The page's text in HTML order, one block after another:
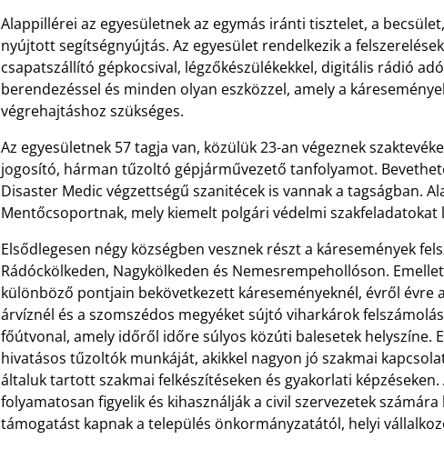
Alappillérei az egyesületnek az egymás iránti tisztelet, a
nyújtott segítségnyújtás. Az egyesület rendelkezik a
csapatszállító gépkocsival, légzőkészülékekkel, digitális rádió
berendezéssel és minden olyan eszközzel, amely a
végrehajtáshoz szükséges.
Az egyesületnek 57 tagja van, közülük 23-an végeznek
jogosító, hárman tűzoltó gépjárművezető tanfolyamot.
Disaster Medic végzettségű szanitécek is vannak a tagságban.
Mentőcsoportnak, mely kiemelt polgári védelmi szakfeladatokat
Elsődlegesen négy községben vesznek részt a káresemények
Rádóckölkeden, Nagykölkeden és Nemesrempehollóson.
különböző pontjain bekövetkezett káreseményeknél, évről évre
árvíznél és a szomszédos megyéket sújtó viharkárok
főútvonal, amely időről időre súlyos közúti balesetek helyszíne.
hivatásos tűzoltók munkáját, akikkel nagyon jó szakmai
általuk tartott szakmai felkészítéseken és gyakorlati
folyamatosan figyelik és kihasználják a civil szervezetek
támogatást kapnak a település önkormányzatától, helyi